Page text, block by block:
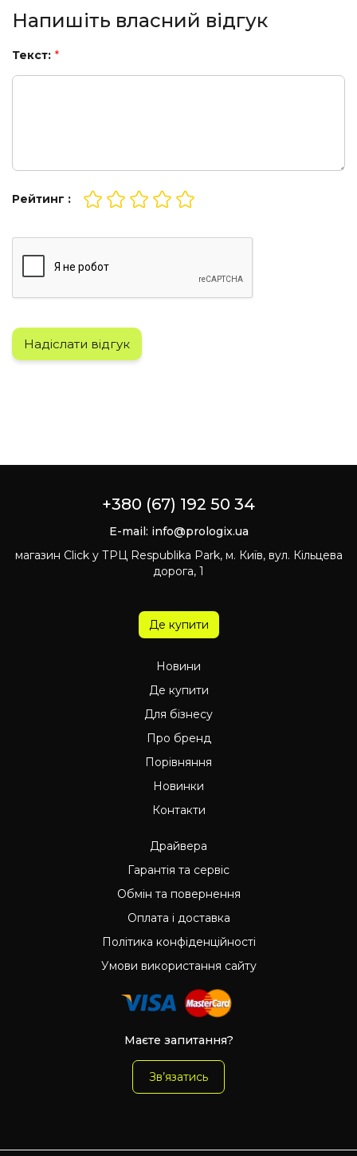
Напишіть власний відгук
Текст: *
Рейтинг :
Надіслати відгук
+380 (67) 192 50 34
E-mail: info@prologix.ua
магазин Click у ТРЦ Respublika Park, м. Київ, вул. Кільцева
дорога, 1
Де купити
Новини
Де купити
Для бізнесу
Про бренд
Порівняння
Новинки
Контакти
Драйвера
Гарантія та сервіс
Обмін та повернення
Оплата і доставка
Політика конфіденційності
Умови використання сайту
Маєте запитання?
Зв’язатись